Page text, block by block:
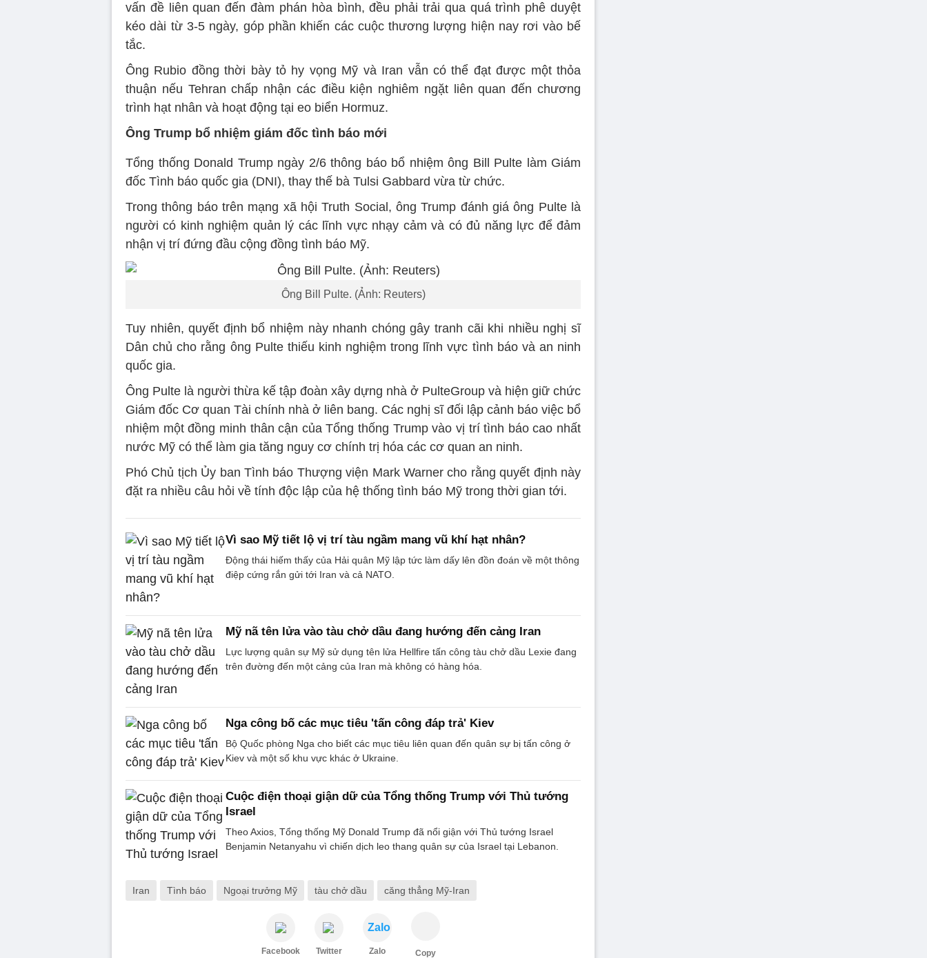
vấn đề liên quan đến đàm phán hòa bình, đều phải trải qua quá trình phê duyệt
kéo dài từ 3-5 ngày, góp phần khiến các cuộc thương lượng hiện nay rơi vào bế
tắc.
Ông Rubio đồng thời bày tỏ hy vọng Mỹ và Iran vẫn có thể đạt được một thỏa
thuận nếu Tehran chấp nhận các điều kiện nghiêm ngặt liên quan đến chương
trình hạt nhân và hoạt động tại eo biển Hormuz.
Ông Trump bổ nhiệm giám đốc tình báo mới
Tổng thống Donald Trump ngày 2/6 thông báo bổ nhiệm ông Bill Pulte làm Giám
đốc Tình báo quốc gia (DNI), thay thế bà Tulsi Gabbard vừa từ chức.
Trong thông báo trên mạng xã hội Truth Social, ông Trump đánh giá ông Pulte là
người có kinh nghiệm quản lý các lĩnh vực nhạy cảm và có đủ năng lực để đảm
nhận vị trí đứng đầu cộng đồng tình báo Mỹ.
Ông Bill Pulte. (Ảnh: Reuters)
Tuy nhiên, quyết định bổ nhiệm này nhanh chóng gây tranh cãi khi nhiều nghị sĩ
Dân chủ cho rằng ông Pulte thiếu kinh nghiệm trong lĩnh vực tình báo và an ninh
quốc gia.
Ông Pulte là người thừa kế tập đoàn xây dựng nhà ở PulteGroup và hiện giữ chức
Giám đốc Cơ quan Tài chính nhà ở liên bang. Các nghị sĩ đối lập cảnh báo việc bổ
nhiệm một đồng minh thân cận của Tổng thống Trump vào vị trí tình báo cao nhất
nước Mỹ có thể làm gia tăng nguy cơ chính trị hóa các cơ quan an ninh.
Phó Chủ tịch Ủy ban Tình báo Thượng viện Mark Warner cho rằng quyết định này
đặt ra nhiều câu hỏi về tính độc lập của hệ thống tình báo Mỹ trong thời gian tới.
Vì sao Mỹ tiết lộ vị trí tàu ngầm mang vũ khí hạt nhân?
Động thái hiếm thấy của Hải quân Mỹ lập tức làm dấy lên đồn đoán về một thông
điệp cứng rắn gửi tới Iran và cả NATO.
Mỹ nã tên lửa vào tàu chở dầu đang hướng đến cảng Iran
Lực lượng quân sự Mỹ sử dụng tên lửa Hellfire tấn công tàu chở dầu Lexie đang
trên đường đến một cảng của Iran mà không có hàng hóa.
Nga công bố các mục tiêu 'tấn công đáp trả' Kiev
Bộ Quốc phòng Nga cho biết các mục tiêu liên quan đến quân sự bị tấn công ở
Kiev và một số khu vực khác ở Ukraine.
Cuộc điện thoại giận dữ của Tổng thống Trump với Thủ tướng
Israel
Theo Axios, Tổng thống Mỹ Donald Trump đã nổi giận với Thủ tướng Israel
Benjamin Netanyahu vì chiến dịch leo thang quân sự của Israel tại Lebanon.
Iran Tình báo Ngoại trưởng Mỹ tàu chở dầu căng thẳng Mỹ-Iran
Facebook Twitter
Zalo
Zalo Copy